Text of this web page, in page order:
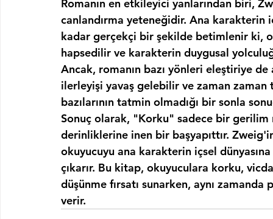
Romanın en etkileyici yanlarından biri,
canlandırma yeteneğidir. Ana karakterin
kadar gerçekçi bir şekilde betimlenir ki,
hapsedilir ve karakterin duygusal
Ancak, romanın bazı yönleri eleştiriye
ilerleyişi yavaş gelebilir ve zaman zaman
bazılarının tatmin olmadığı bir sonla
Sonuç olarak, "Korku" sadece bir gerilim
derinliklerine inen bir başyapıttır.
okuyucuyu ana karakterin içsel
çıkarır. Bu kitap, okuyuculara korku,
düşünme fırsatı sunarken, aynı
verir.